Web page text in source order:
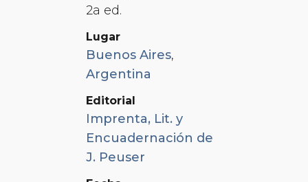
2a ed.
Lugar
Buenos Aires,
Argentina
Editorial
Imprenta, Lit. y
Encuadernación de
J. Peuser